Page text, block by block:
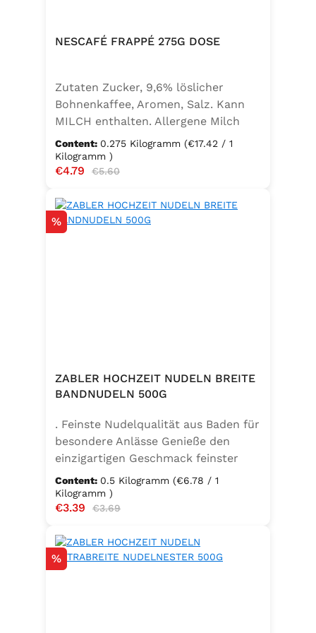
NESCAFÉ FRAPPÉ 275G DOSE
Zutaten Zucker, 9,6% löslicher
Bohnenkaffee, Aromen, Salz. Kann
MILCH enthalten. Allergene Milch
und daraus gewonnene Erzeugnisse
Content: 0.275 Kilogramm (€17.42 / 1
Kilogramm )
Sale price:
€4.79 Regular price:
€5.60
Discount
%
ZABLER HOCHZEIT NUDELN BREITE
BANDNUDELN 500G
. Feinste Nudelqualität aus Baden für
besondere Anlässe Genieße den
einzigartigen Geschmack feinster
Bandnudeln – mit den Zabler
Hochzeit Nudeln holst du dir echte
badische Qualität auf den Teller.
Hartweizengrieß, täglich frisch
aufgeschlagenen Eiern der
Content: 0.5 Kilogramm (€6.78 / 1
Kilogramm )
Sale price:
€3.39 Regular price:
€3.69
Discount
%